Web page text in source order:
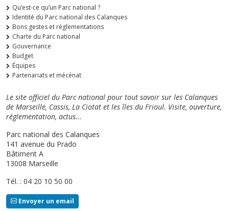
Qu’est-ce qu’un Parc national ?
Identité du Parc national des Calanques
Bons gestes et réglementations
Charte du Parc national
Gouvernance
Budget
Équipes
Partenariats et mécénat
Le site officiel du Parc national pour tout savoir sur les Calanques
de Marseille, Cassis, La Ciotat et les îles du Frioul. Visite, ouverture,
réglementation, actus...
Parc national des Calanques
141 avenue du Prado
Bâtiment A
13008 Marseille
Tél. : 04 20 10 50 00
Envoyer un email